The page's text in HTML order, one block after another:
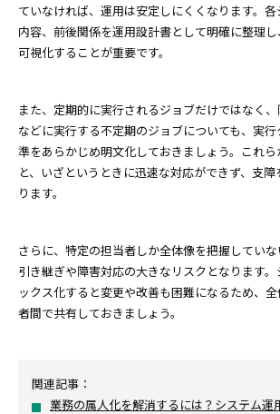
ていなければ、運用は安定しにくくなります。
内容、前後関係を運用設計書として明確に整理
可視化することが重要です。
また、定期的に実行されるジョブだけではなく
などに実行する不定期のジョブについても、実
準をあらかじめ明文化しておきましょう。これ
と、いざというときに迅速な対応ができず、支
ります。
さらに、特定の担当者しか全体像を把握していな
引き継ぎや障害対応の大きなリスクとなります
ックス化すると変更や改善も困難になるため、
者間で共有しておきましょう。
関連記事：
業務の属人化を解消するには？システム運